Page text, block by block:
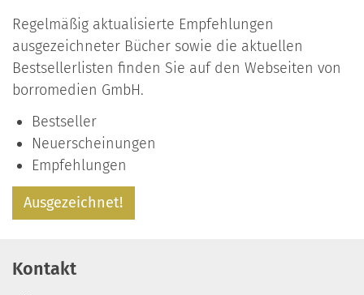
Regelmäßig aktualisierte Empfehlungen
ausgezeichneter Bücher sowie die aktuellen
Bestsellerlisten finden Sie auf den Webseiten von
borromedien GmbH.
Bestseller
Neuerscheinungen
Empfehlungen
Ausgezeichnet!
Kontakt